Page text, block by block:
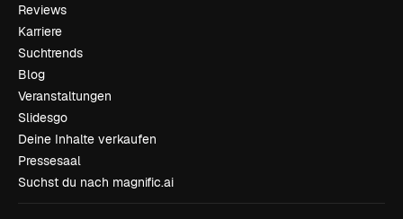
Reviews
Karriere
Suchtrends
Blog
Veranstaltungen
Slidesgo
Deine Inhalte verkaufen
Pressesaal
Suchst du nach magnific.ai